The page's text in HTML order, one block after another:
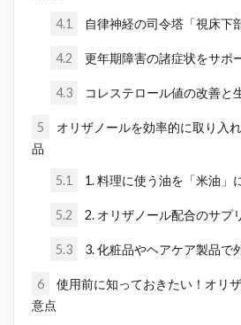
4.1 自律神経の司令塔「視床下
4.2 更年期障害の諸症状をサポ
4.3 コレステロール値の改善と
5
オリザノールを効率的に取り入
品
5.1 1. 料理に使う油を「米油」
5.2 2. オリザノール配合のサプ
5.3 3. 化粧品やヘアケア製品で
6
使用前に知っておきたい！オリ
意点